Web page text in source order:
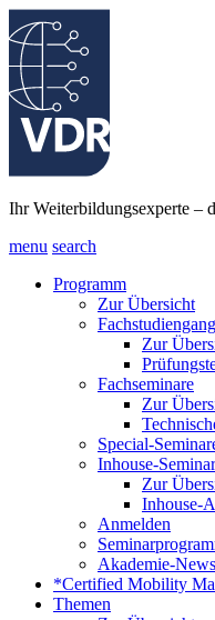
Ihr Weiterbildungsexperte –
menu search
Programm
Zur Übersicht
Fachstudiengang
Zur
Fachseminare
Zur
Special-
Inhouse-
Zur
Inhouse-
Anmelden
Akademie-News
*Certified Mobility
Themen